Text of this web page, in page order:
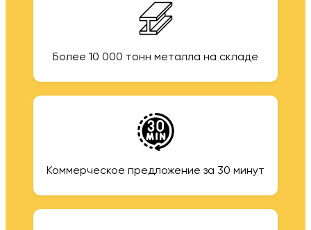
Более 10 000 тонн металла на складе
Коммерческое предложение за 30 минут